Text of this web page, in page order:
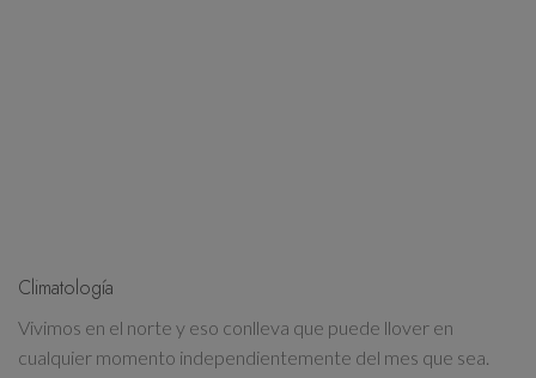
Climatología
Vivimos en el norte y eso conlleva que puede llover en
cualquier momento independientemente del mes que sea.